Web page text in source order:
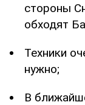
стороны
обходят
Техники
нужно;
В